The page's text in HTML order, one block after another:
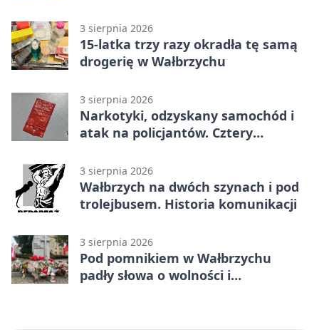
3 sierpnia 2026
15-latka trzy razy okradła tę samą
drogerię w Wałbrzychu
3 sierpnia 2026
Narkotyki, odzyskany samochód i
atak na policjantów. Cztery
3 sierpnia 2026
Wałbrzych na dwóch szynach i pod
trolejbusem. Historia komunikacji
3 sierpnia 2026
Pod pomnikiem w Wałbrzychu
padły słowa o wolności i